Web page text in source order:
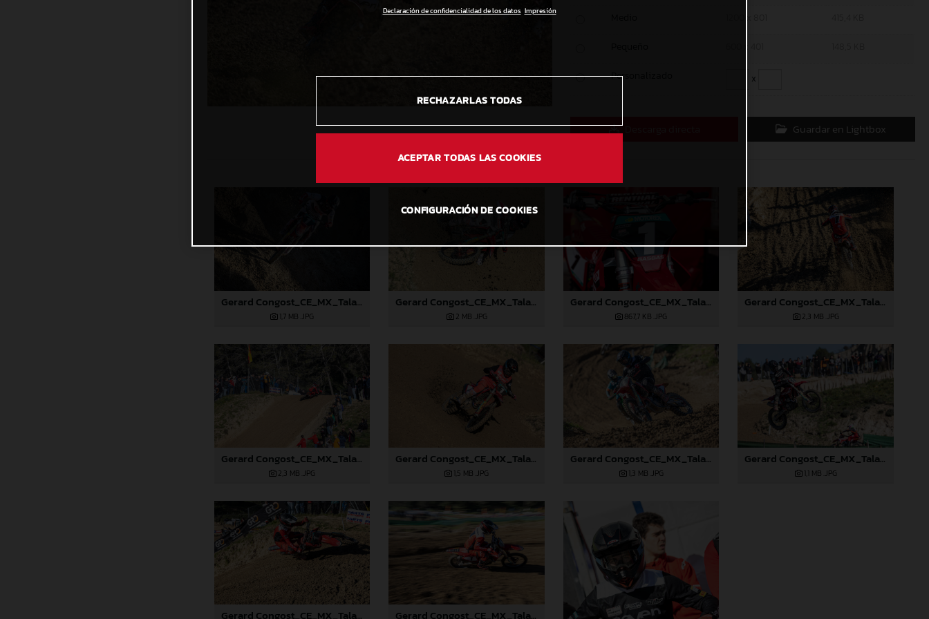
Personalizado x
Descarga directa Guardar en Lightbox
Gerard Congost_CE_MX_Talavera_2024
1,7 MB .JPG
Gerard Congost_CE_MX_Talavera_2024
2 MB .JPG
Gerard Congost_CE_MX_Talavera_2024
867,7 KB .JPG
Gerard Congost_CE_MX_Talavera_2024
2,3 MB .JPG
Gerard Congost_CE_MX_Talavera_2024
2,3 MB .JPG
Gerard Congost_CE_MX_Talavera_2024
1,5 MB .JPG
Gerard Congost_CE_MX_Talavera_2024
1,3 MB .JPG
Gerard Congost_CE_MX_Talavera_2024
1,1 MB .JPG
Gerard Congost_CE_MX_Talavera_2024 Gerard Congost_CE_MX_Talavera_2024
Declaración de confidencialidad de los datos Impresión
RECHAZARLAS TODAS
ACEPTAR TODAS LAS COOKIES
CONFIGURACIÓN DE COOKIES